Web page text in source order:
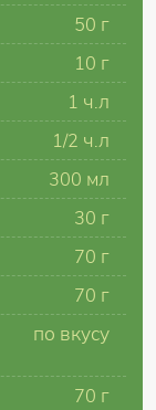
50 г
10 г
1 ч.л
1/2 ч.л
300 мл
30 г
70 г
70 г
по вкусу
70 г